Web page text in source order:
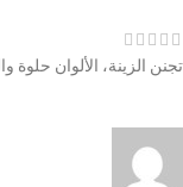
تجنن الزينة، الألوان